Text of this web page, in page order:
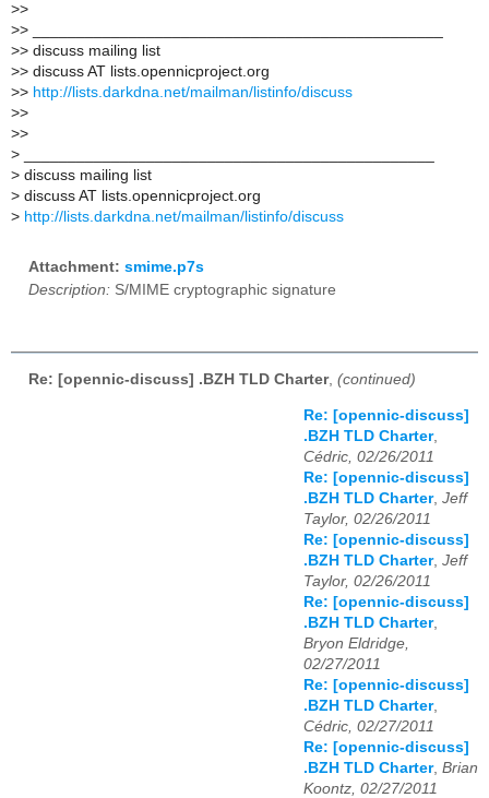
>>
>> _______________________________________________
>> discuss mailing list
>> discuss AT lists.opennicproject.org
>> http://lists.darkdna.net/mailman/listinfo/discuss
>>
>>
>
> discuss mailing list
> discuss AT lists.opennicproject.org
> http://lists.darkdna.net/mailman/listinfo/discuss
Attachment: smime.p7s
Description: S/MIME cryptographic signature
Re: [opennic-discuss] .BZH TLD Charter, (continued)
Re: [opennic-discuss]
.BZH TLD Charter,
Cédric, 02/26/2011
Re: [opennic-discuss]
.BZH TLD Charter, Jeff
Taylor, 02/26/2011
Re: [opennic-discuss]
.BZH TLD Charter, Jeff
Taylor, 02/26/2011
Re: [opennic-discuss]
.BZH TLD Charter,
Bryon Eldridge,
02/27/2011
Re: [opennic-discuss]
.BZH TLD Charter,
Cédric, 02/27/2011
Re: [opennic-discuss]
.BZH TLD Charter, Brian
Koontz, 02/27/2011